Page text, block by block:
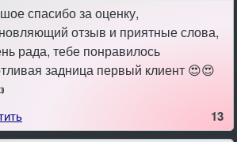
спасибо за оценку,
отзыв и приятные слова,
рада, тебе понравилось
задница первый клиент 😍😍
13